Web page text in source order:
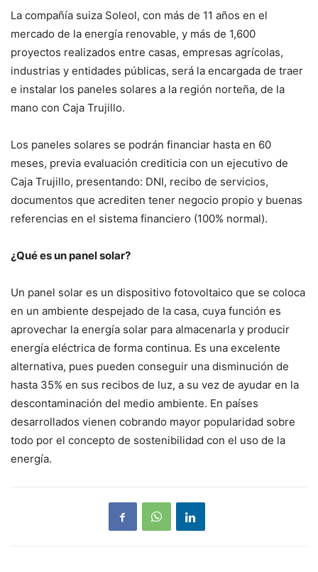
La compañía suiza Soleol, con más de 11 años en el
mercado de la energía renovable, y más de 1,600
proyectos realizados entre casas, empresas agrícolas,
industrias y entidades públicas, será la encargada de traer
e instalar los paneles solares a la región norteña, de la
mano con Caja Trujillo.
Los paneles solares se podrán financiar hasta en 60
meses, previa evaluación crediticia con un ejecutivo de
Caja Trujillo, presentando: DNI, recibo de servicios,
documentos que acrediten tener negocio propio y buenas
referencias en el sistema financiero (100% normal).
¿Qué es un panel solar?
Un panel solar es un dispositivo fotovoltaico que se coloca
en un ambiente despejado de la casa, cuya función es
aprovechar la energía solar para almacenarla y producir
energía eléctrica de forma continua. Es una excelente
alternativa, pues pueden conseguir una disminución de
hasta 35% en sus recibos de luz, a su vez de ayudar en la
descontaminación del medio ambiente. En países
desarrollados vienen cobrando mayor popularidad sobre
todo por el concepto de sostenibilidad con el uso de la
energía.